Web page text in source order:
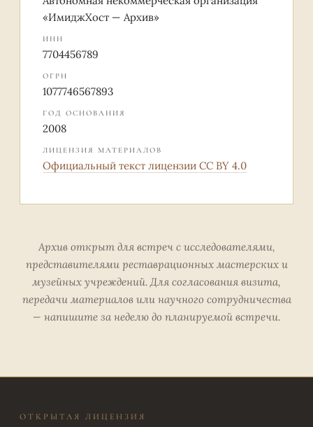
«ИмиджХост — Архив»
ИНН
7704456789
ОГРН
1077746567893
ГОД ОСНОВАНИЯ
2008
ЛИЦЕНЗИЯ МАТЕРИАЛОВ
Официальный текст лицензии CC BY 4.0
Архив открыт для встреч с исследователями,
представителями реставрационных мастерских и
музейных учреждений. Для согласования визита,
передачи материалов или научного сотрудничества
— напишите за неделю до планируемой встречи.
ОТКРЫТАЯ ЛИЦЕНЗИЯ